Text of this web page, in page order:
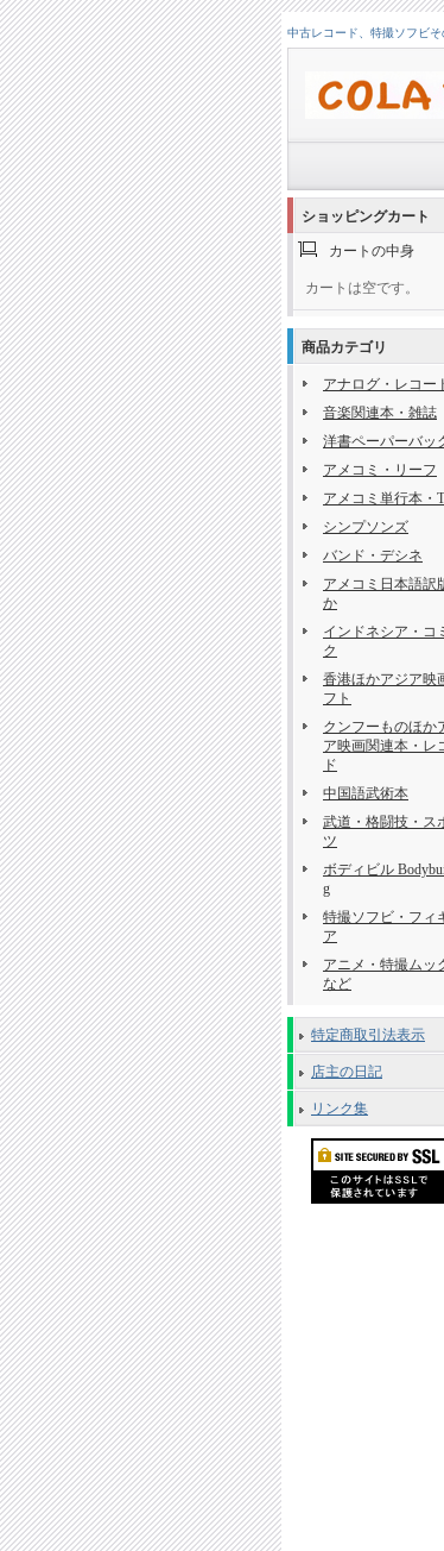
中古レコード、特撮ソフビ
ショッピングカート
カートの中身
カートは空です。
商品カテゴリ
アナログ・レコー
音楽関連本・雑誌
洋書ペーパーバッ
アメコミ・リーフ
アメコミ単行本・
シンプソンズ
バンド・デシネ
アメコミ日本語訳
か
インドネシア・コ
ク
香港ほかアジア映
フト
クンフーものほか
ア映画関連本・レ
ド
中国語武術本
武道・格闘技・ス
ツ
ボディビル
g
特撮ソフビ・フィ
ア
アニメ・特撮ムッ
など
特定商取引法表示
店主の日記
リンク集